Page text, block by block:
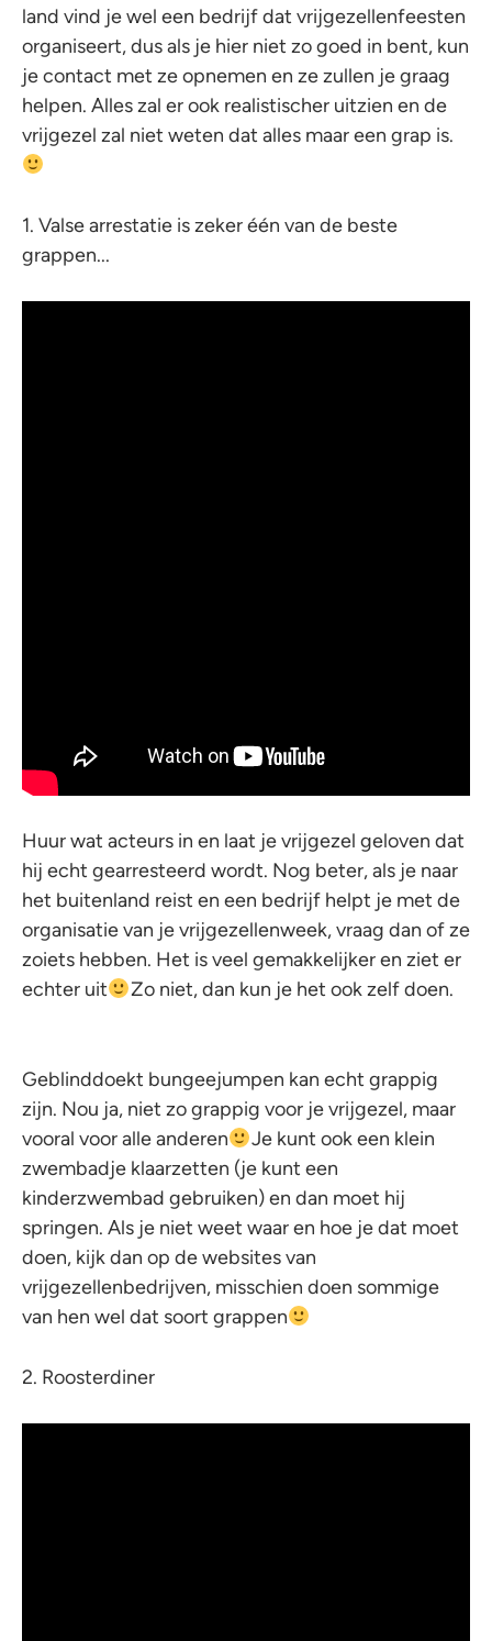
land vind je wel een bedrijf dat vrijgezellenfeesten
organiseert, dus als je hier niet zo goed in bent, kun
je contact met ze opnemen en ze zullen je graag
helpen. Alles zal er ook realistischer uitzien en de
vrijgezel zal niet weten dat alles maar een grap is.
1. Valse arrestatie is zeker één van de beste
grappen...
Huur wat acteurs in en laat je vrijgezel geloven dat
hij echt gearresteerd wordt. Nog beter, als je naar
het buitenland reist en een bedrijf helpt je met de
organisatie van je vrijgezellenweek, vraag dan of ze
zoiets hebben. Het is veel gemakkelijker en ziet er
echter uit
Zo niet, dan kun je het ook zelf doen.
Geblinddoekt bungeejumpen kan echt grappig
zijn. Nou ja, niet zo grappig voor je vrijgezel, maar
vooral voor alle anderen
Je kunt ook een klein
zwembadje klaarzetten (je kunt een
kinderzwembad gebruiken) en dan moet hij
springen. Als je niet weet waar en hoe je dat moet
doen, kijk dan op de websites van
vrijgezellenbedrijven, misschien doen sommige
van hen wel dat soort grappen
2. Roosterdiner